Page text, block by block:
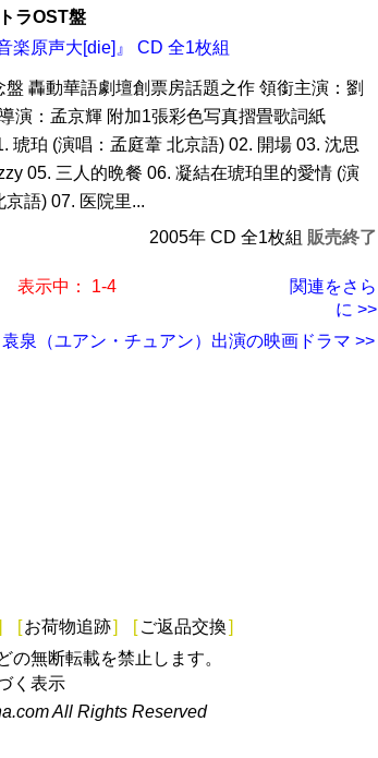
ラOST盤
楽原声大[die]』 CD 全1枚組
盤 轟動華語劇壇創票房話題之作 領銜主演：劉
演：孟京輝 附加1張彩色写真摺畳歌詞紙
琥珀 (演唱：孟庭葦 北京語) 02. 開場 03. 沈思
05. 三人的晩餐 06. 凝結在琥珀里的愛情 (演
語) 07. 医院里...
2005年 CD 全1枚組 販売終了
関連をさら
に >>
表示中： 1-4
袁泉（ユアン・チュアン）出演の映画ドラマ >>
[お荷物追跡] [ ご返品交換]
無断転載を禁止します。
く表示
All Rights Reserved